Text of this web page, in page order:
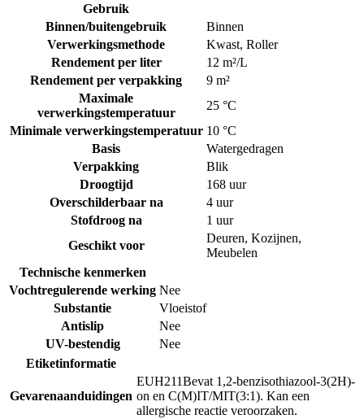
Gebruik
Binnen/buitengebruik
Binnen
Verwerkingsmethode
Kwast, Roller
Rendement per liter
12 m²/L
Rendement per verpakking
9 m²
Maximale
verwerkingstemperatuur
25 °C
Minimale verwerkingstemperatuur 10 °C
Basis
Watergedragen
Verpakking
Blik
Droogtijd
168 uur
Overschilderbaar na
4 uur
Stofdroog na
1 uur
Geschikt voor
Deuren, Kozijnen,
Meubelen
Technische kenmerken
Vochtregulerende werking Nee
Substantie
Vloeistof
Antislip
Nee
UV-bestendig
Nee
Etiketinformatie
Gevarenaanduidingen
EUH211Bevat 1,2-benzisothiazool-3(2H)-
on en C(M)IT/MIT(3:1). Kan een
allergische reactie veroorzaken.